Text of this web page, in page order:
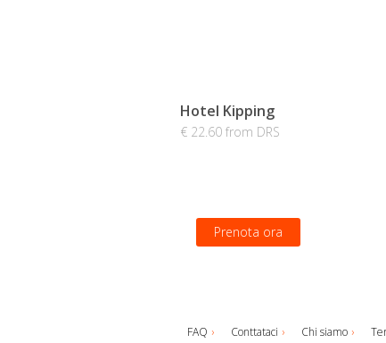
Hotel Kipping
€ 22.60 from DRS
Prenota ora
FAQ Conttataci Chi siamo